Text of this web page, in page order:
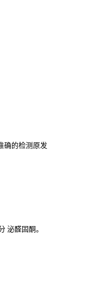
确的检测原发
泌醛固酮。